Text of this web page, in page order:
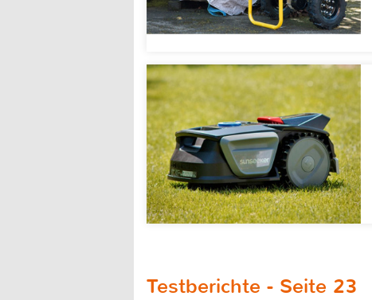
Testberichte - Seite 23